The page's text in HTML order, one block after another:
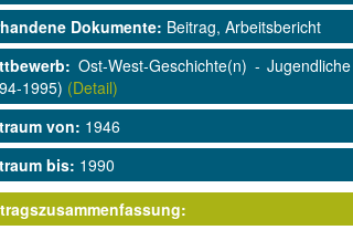
Dokumente: Beitrag, Arbeitsbericht
Ost-West-Geschichte(n) -
1995) (Detail)
von: 1946
bis: 1990